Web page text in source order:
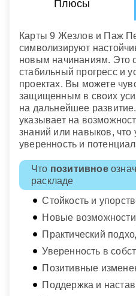
Плюсы
Карты 9 Жезлов и Паж
символизируют
новым начинаниям. Это
стабильный прогресс и
проектах. Вы можете
защищенным в своих
на дальнейшее
указывает на
знаний или навыков, что
уверенность и
Что позитивное
раскладе
Стойкость и
Новые
Практический
Уверенность в
Позитивные
Поддержка и